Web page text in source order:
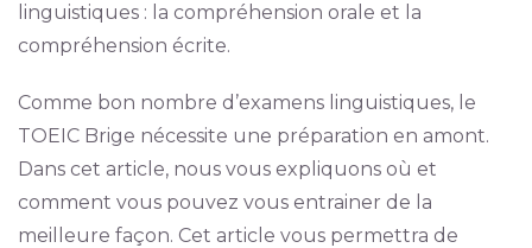
linguistiques : la compréhension orale et la
compréhension écrite.
Comme bon nombre d’examens linguistiques, le
TOEIC Brige nécessite une préparation en amont.
Dans cet article, nous vous expliquons où et
comment vous pouvez vous entrainer de la
meilleure façon. Cet article vous permettra de